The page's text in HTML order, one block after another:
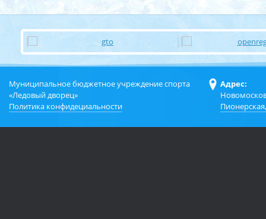
Муниципальное бюджетное учреждение спорта
«Ледовый дворец»
Политика конфидециальности
Адрес: